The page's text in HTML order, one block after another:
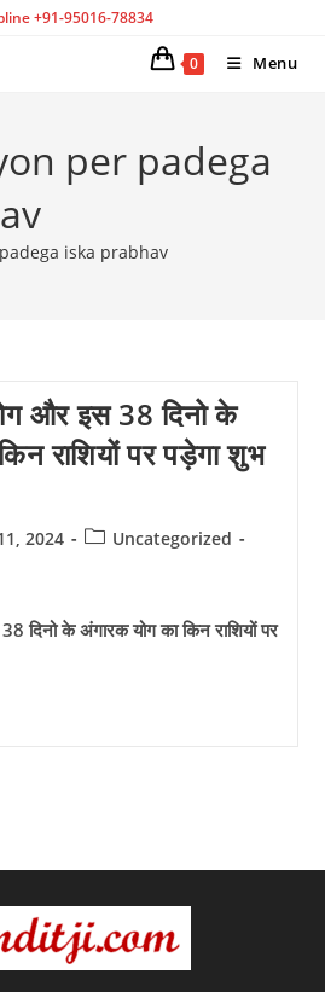
+91-95016-78834
0 Menu
per padega
iska prabhav
और इस 38 दिनो के
राशियों पर पड़ेगा शुभ
2024
PostUncategorized
दिनो के अंगारक योग का किन राशियों पर